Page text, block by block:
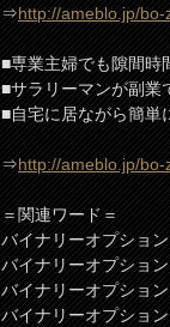
⇒http://ameblo.jp/bo-
■専業主婦でも隙間時
■サラリーマンが副業
■自宅に居ながら簡単
⇒http://ameblo.jp/bo-
＝関連ワード＝
バイナリーオプション
バイナリーオプショ
バイナリーオプショ
バイナリーオプショ